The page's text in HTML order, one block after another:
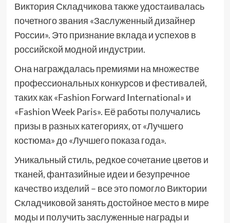
Виктория Складчикова также удостаивалась
почетного звания «Заслуженный дизайнер
России». Это признание вклада и успехов в
российской модной индустрии.
Она награждалась премиями на множестве
профессиональных конкурсов и фестивалей,
таких как «Fashion Forward International» и
«Fashion Week Paris». Её работы получались
призы в разных категориях, от «Лучшего
костюма» до «Лучшего показа года».
Уникальный стиль, редкое сочетание цветов и
тканей, фантазийные идеи и безупречное
качество изделий – все это помогло Виктории
Складчиковой занять достойное место в мире
моды и получить заслуженные награды и